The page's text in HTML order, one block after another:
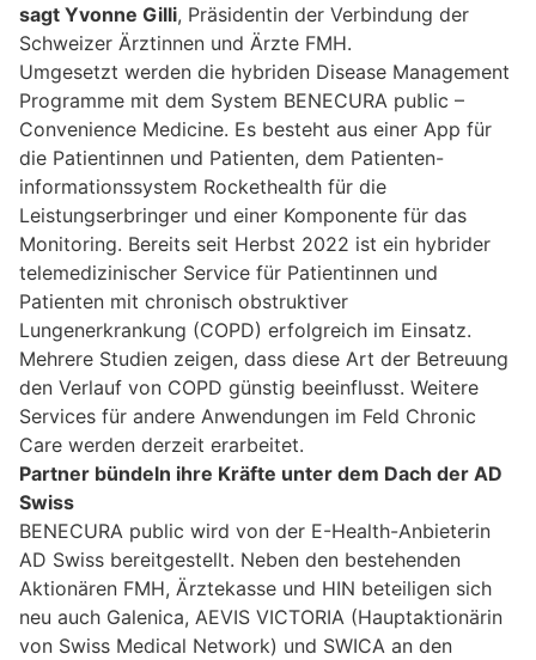
sagt Yvonne Gilli, Präsidentin der Verbindung der
Schweizer Ärztinnen und Ärzte FMH.
Umgesetzt werden die hybriden Disease Management
Programme mit dem System BENECURA public –
Convenience Medicine. Es besteht aus einer App für
die Patientinnen und Patienten, dem Patienten-
informationssystem Rockethealth für die
Leistungserbringer und einer Komponente für das
Monitoring. Bereits seit Herbst 2022 ist ein hybrider
telemedizinischer Service für Patientinnen und
Patienten mit chronisch obstruktiver
Lungenerkrankung (COPD) erfolgreich im Einsatz.
Mehrere Studien zeigen, dass diese Art der Betreuung
den Verlauf von COPD günstig beeinflusst. Weitere
Services für andere Anwendungen im Feld Chronic
Care werden derzeit erarbeitet.
Partner bündeln ihre Kräfte unter dem Dach der AD
Swiss
BENECURA public wird von der E-Health-Anbieterin
AD Swiss bereitgestellt. Neben den bestehenden
Aktionären FMH, Ärztekasse und HIN beteiligen sich
neu auch Galenica, AEVIS VICTORIA (Hauptaktionärin
von Swiss Medical Network) und SWICA an den